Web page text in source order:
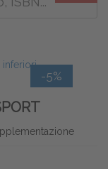
-5%